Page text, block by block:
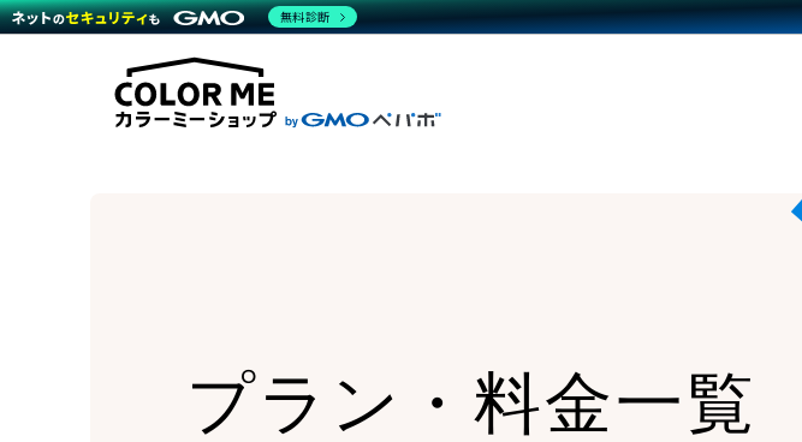
商材一覧を見る
機能一覧を見る
WordPress導入
複数店舗との連携
料金
プラン・料金一覧を見る
事例
運営サポート
サポート一覧を見る
プラン・料金一覧
無料診断